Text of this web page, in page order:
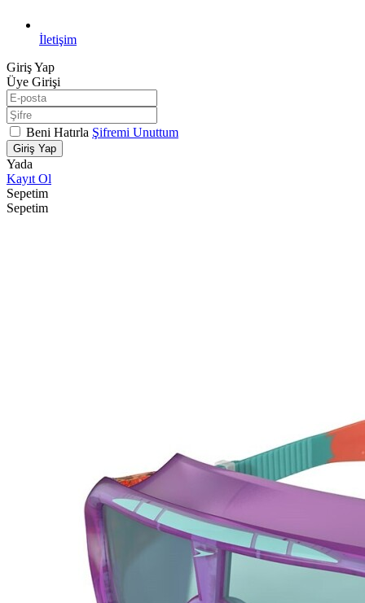
İletişim
Giriş Yap
Üye Girişi
Beni Hatırla Şifremi Unuttum
Giriş Yap
Yada
Kayıt Ol
Sepetim
Sepetim